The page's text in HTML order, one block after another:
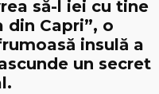
să-l iei cu tine
din Capri”, o
insulă a
un secret